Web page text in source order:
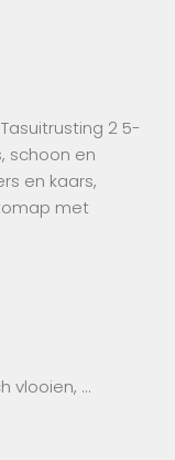
2 5-
schoon en
en kaars,
met
vlooien, …